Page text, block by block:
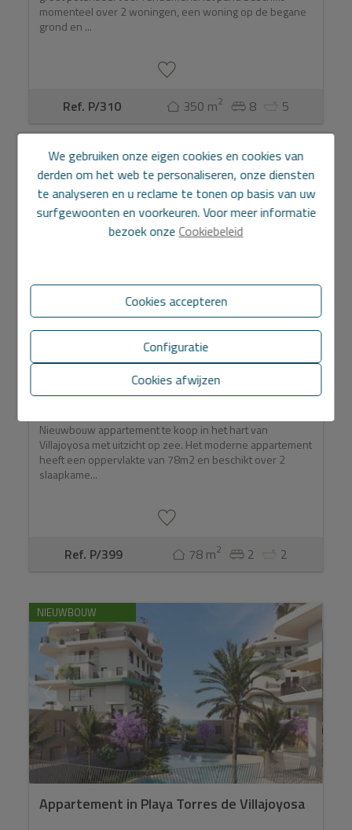
momenteel over 2 woningen, een woning op de begane
grond en ...
Ref. P/310 350 m2 8 5
Nieuwbouwwoning in het centrum van La
420.000 €
Nieuwbouw appartement te koop in het hart van
Villajoyosa met uitzicht op zee. Het moderne appartement
heeft een oppervlakte van 78m2 en beschikt over 2
slaapkame...
Ref. P/399 78 m2 2 2
NIEUWBOUW
Appartement in Playa Torres de Villajoyosa
We gebruiken onze eigen cookies en cookies van
derden om het web te personaliseren, onze diensten
te analyseren en u reclame te tonen op basis van uw
surfgewoonten en voorkeuren. Voor meer informatie
bezoek onze Cookiebeleid
Cookies accepteren
Configuratie
Cookies afwijzen